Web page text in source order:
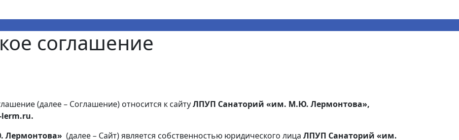
соглашение
(далее – Соглашение) относится к сайтуЛПУП Санаторий «им. М.Ю. Лермонтова»,
Лермонтова» (далее – Сайт) является собственностью юридического лица ЛПУП Санаторий «им.